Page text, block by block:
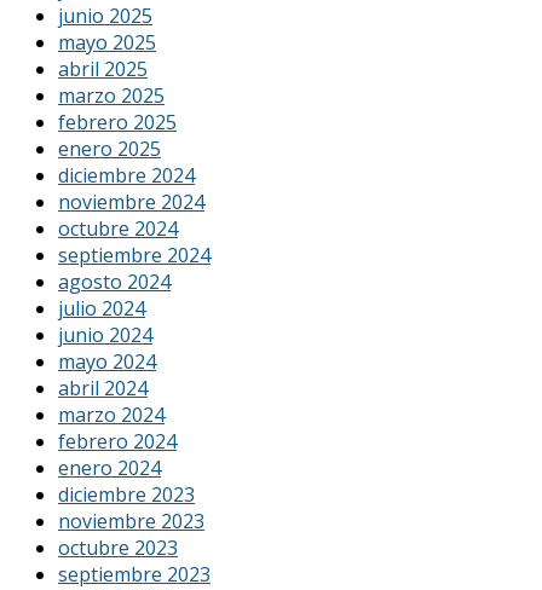
junio 2025
mayo 2025
abril 2025
marzo 2025
febrero 2025
enero 2025
diciembre 2024
noviembre 2024
octubre 2024
septiembre 2024
agosto 2024
julio 2024
junio 2024
mayo 2024
abril 2024
marzo 2024
febrero 2024
enero 2024
diciembre 2023
noviembre 2023
octubre 2023
septiembre 2023